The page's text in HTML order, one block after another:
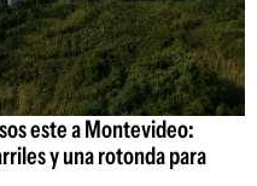
este a Montevideo:
y una rotonda para